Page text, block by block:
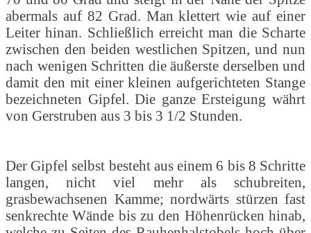
abermals auf 82 Grad. Man klettert wie auf einer
Leiter hinan. Schließlich erreicht man die Scharte
zwischen den beiden westlichen Spitzen, und nun
nach wenigen Schritten die äußerste derselben und
damit den mit einer kleinen aufgerichteten Stange
bezeichneten Gipfel. Die ganze Ersteigung währt
von Gerstruben aus 3 bis 3 1/2 Stunden.
Der Gipfel selbst besteht aus einem 6 bis 8 Schritte
langen, nicht viel mehr als schubreiten,
grasbewachsenen Kamme; nordwärts stürzen fast
senkrechte Wände bis zu den Höhenrücken hinab,